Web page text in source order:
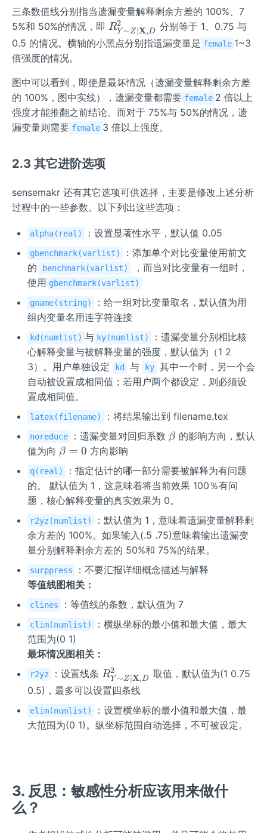
三条数值线分别指当遗漏变量解释剩余方差的 100%、7
5%和 50%的情况，即 R_
{Y
\mi
\m
ath
bf
^
{2}
RY ∼Z X,D
2
分别等于 1、0.75 与
0.5 的情况。横轴的小黑点分别指遗漏变量是 female 1~3
倍强度的情况。
图中可以看到，即使是最坏情况（遗漏变量解释剩余方差
的 100%，图中实线），遗漏变量都需要 female 2 倍以上
强度才能推翻之前结论。而对于 75%与 50%的情况，遗
漏变量则需要 female 3 倍以上强度。
2.3 其它进阶选项
sensemakr 还有其它选项可供选择，主要是修改上述分析
过程中的一些参数。以下列出这些选项：
alpha(real) ：设置显著性水平，默认值 0.05
gbenchmark(varlist)
：添加单个对比变量使用前文
的
benchmark(varlist)
，而当对比变量有一组时，
使用 gbenchmark(varlist)
gname(string)
：给一组对比变量取名，默认值为用
组内变量名用连字符连接
kd(numlist) 与 ky(numlist)
：遗漏变量分别相比核
心解释变量与被解释变量的强度，默认值为（1 2
3）。用户单独设定
kd 与 ky 其中一个时，另一个会
自动被设置成相同值；若用户两个都设定，则必须设
置成相同值。
latex(filename) ：将结果输出到 filename.tex
noreduce ：遗漏变量对回归系数 \b
β 的影响方向，默认
值为向 \b
a
=
0
β = 0 方向影响
q(real)
：指定估计的哪一部分需要被解释为有问题
的。 默认值为 1，这意味着将当前效果 100％有问
题，核心解释变量的真实效果为 0。
r2yz(numlist)
：默认值为 1，意味着遗漏变量解释剩
余方差的 100%。如果输入(.5 .75)意味着输出遗漏变
量分别解释剩余方差的 50%和 75%的结果。
surppress
：不要汇报详细概念描述与解释
等值线图相关：
clines ：等值线的条数，默认值为 7
clim(numlist)
：横纵坐标的最小值和最大值，最大
范围为(0 1)
最坏情况图相关：
r2yz ：设置线条 R_
{Y
m Z
\mi
bf
{X}
RY ∼Z X,D
2
取值，默认值为(1 0.75
0.5)，最多可以设置四条线
elim(numlist)
：设置横坐标的最小值和最大值，最
大范围为(0 1)。纵坐标范围自动选择，不可被设定。
3. 反思：敏感性分析应该用来做什
么？